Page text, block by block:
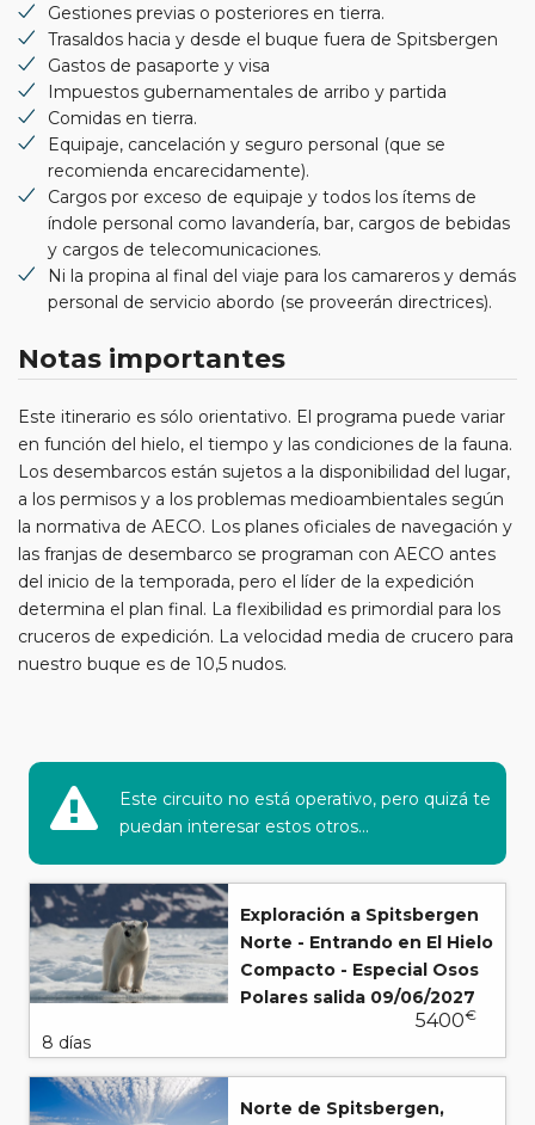
Gestiones previas o posteriores en tierra.
Trasaldos hacia y desde el buque fuera de Spitsbergen
Gastos de pasaporte y visa
Impuestos gubernamentales de arribo y partida
Comidas en tierra.
Equipaje, cancelación y seguro personal (que se
recomienda encarecidamente).
Cargos por exceso de equipaje y todos los ítems de
índole personal como lavandería, bar, cargos de bebidas
y cargos de telecomunicaciones.
Ni la propina al final del viaje para los camareros y demás
personal de servicio abordo (se proveerán directrices).
Notas importantes
Este itinerario es sólo orientativo. El programa puede variar
en función del hielo, el tiempo y las condiciones de la fauna.
Los desembarcos están sujetos a la disponibilidad del lugar,
a los permisos y a los problemas medioambientales según
la normativa de AECO. Los planes oficiales de navegación y
las franjas de desembarco se programan con AECO antes
del inicio de la temporada, pero el líder de la expedición
determina el plan final. La flexibilidad es primordial para los
cruceros de expedición. La velocidad media de crucero para
nuestro buque es de 10,5 nudos.
Este circuito no está operativo, pero quizá te
puedan interesar estos otros...
Exploración a Spitsbergen
Norte - Entrando en El Hielo
Compacto - Especial Osos
Polares salida 09/06/2027
8 días
5400€
Norte de Spitsbergen,